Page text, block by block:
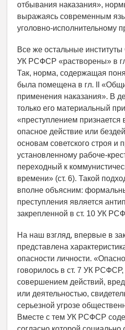
отбывания наказания»,
выражаясь современным
уголовно-исполнительному
Все же остальные
УК РСФСР «растворены» в
Так, норма, содержащая
была помещена в гл. II
применения наказания». В
только его материальный
«преступлением признается
опасное действие или
основам советского строя и
установленному рабоче-
переходный к
времени» (ст. 6). Такой
вполне объясним:
преступления является
закрепленной в ст. 10 УК
На наш взгляд, впервые в
представлена
опасности личности.
говорилось в ст. 7 УК
совершением действий,
или деятельностью,
серьезной угрозе
Вместе с тем УК РСФСР